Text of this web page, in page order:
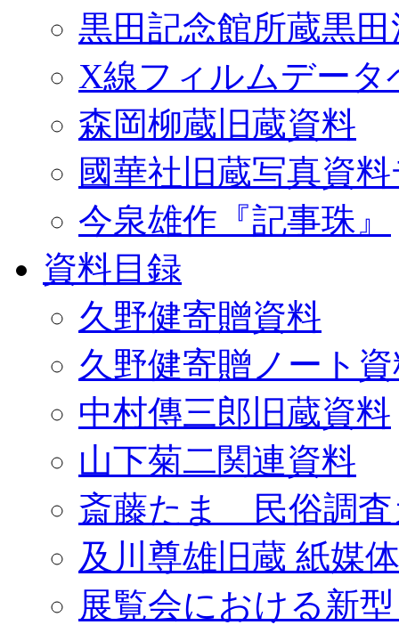
黒田記念館所蔵黒
X線フィルムデータ
森岡柳蔵旧蔵資料
國華社旧蔵写真資
今泉雄作『記事珠』
資料目録
久野健寄贈資料
久野健寄贈ノート
中村傳三郎旧蔵資料
山下菊二関連資料
斎藤たま 民俗調査
及川尊雄旧蔵 紙媒
展覧会における新